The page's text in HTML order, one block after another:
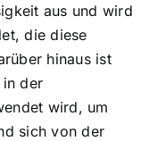
aus und wird
die diese
hinaus ist
in der
wird, um
sich von der